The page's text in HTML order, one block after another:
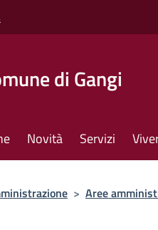
di Gangi
Novità Servizi
> Aree